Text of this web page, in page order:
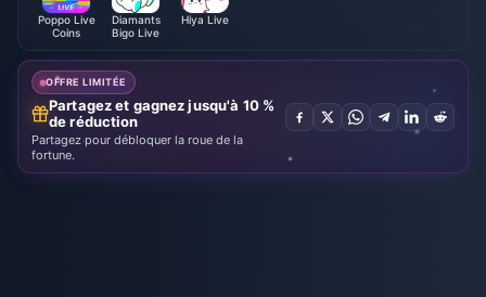
Poppo Live
Coins
Diamants
Bigo Live
Hiya Live
OFFRE LIMITÉE
Partagez et gagnez jusqu'à 10 %
de réduction
Partagez pour débloquer la roue de la
fortune.